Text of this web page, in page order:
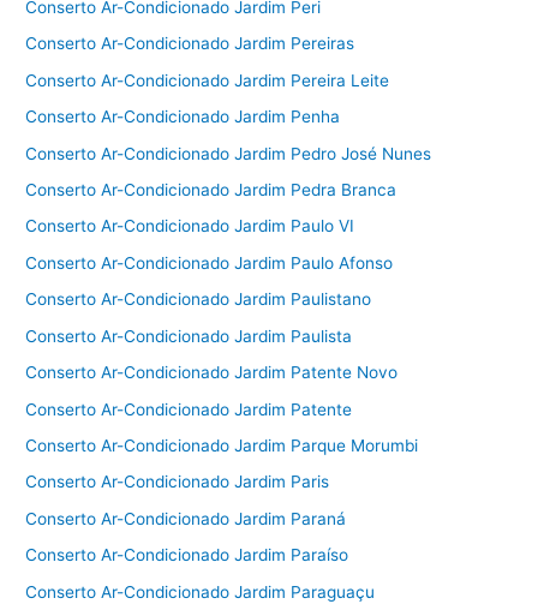
Conserto Ar-Condicionado Jardim Peri
Conserto Ar-Condicionado Jardim Pereiras
Conserto Ar-Condicionado Jardim Pereira Leite
Conserto Ar-Condicionado Jardim Penha
Conserto Ar-Condicionado Jardim Pedro José Nunes
Conserto Ar-Condicionado Jardim Pedra Branca
Conserto Ar-Condicionado Jardim Paulo VI
Conserto Ar-Condicionado Jardim Paulo Afonso
Conserto Ar-Condicionado Jardim Paulistano
Conserto Ar-Condicionado Jardim Paulista
Conserto Ar-Condicionado Jardim Patente Novo
Conserto Ar-Condicionado Jardim Patente
Conserto Ar-Condicionado Jardim Parque Morumbi
Conserto Ar-Condicionado Jardim Paris
Conserto Ar-Condicionado Jardim Paraná
Conserto Ar-Condicionado Jardim Paraíso
Conserto Ar-Condicionado Jardim Paraguaçu